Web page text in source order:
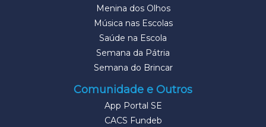
Menina dos Olhos
Música nas Escolas
Saúde na Escola
Semana da Pátria
Semana do Brincar
Comunidade e Outros
App Portal SE
CACS Fundeb